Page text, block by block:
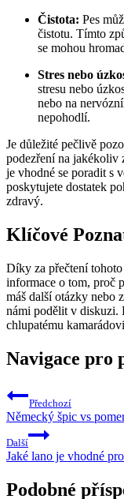
Čistota: Pes
čistotu. Tímto
se mohou
Stres nebo
stresu nebo
nebo na
nepohodlí.
Je důležité pečlivě
podezření na jakékoliv
je vhodné se poradit s
poskytujete dostatek
zdravý.
Klíčové
Díky za přečtení
informace o tom, proč
máš další otázky nebo
námi podělit v diskuzi.
chlupatému
Navigace pro
Předchozí
Německý špic vs
Další
Jaké lano je vhodné
Podobné